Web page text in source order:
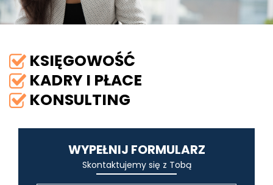
KSIĘGOWOŚĆ
KADRY I PŁACE
KONSULTING
WYPEŁNIJ FORMULARZ
Skontaktujemy się z Tobą